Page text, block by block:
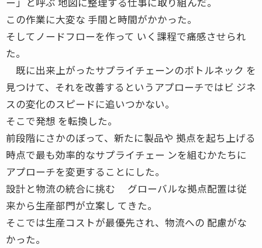
この作業に大変な 手間と時間がかかった。
そしてノードフローを作って いく課程で痛感させられ
た。
既に出来上がったサプライチェーンのボトルネック を
見つけて、それを改善するというアプローチではビ ジネ
スの変化のスピードに追いつかない。
そこで発想 を転換した。
前段階にさかのぼって、新たに製品や 拠点を起ち上げる
時点で最も効率的なサプライチェー ンを組むかたちに
アプローチを変更することにした。
設計と物流の統合に挑む グローバルな拠点配置は従
来から生産部門が立案し てきた。
そこでは生産コストが最優先され、物流への 配慮がな
かった。